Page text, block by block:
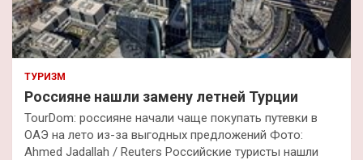
ТУРИЗМ
Россияне нашли замену летней Турции
TourDom: россияне начали чаще покупать путевки в
ОАЭ на лето из-за выгодных предложений Фото:
Ahmed Jadallah / Reuters Российские туристы нашли